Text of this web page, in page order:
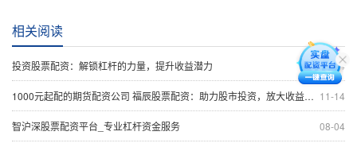
相关阅读
09-24
投资股票配资：解锁杠杆的力量，提升收益潜力
11-14
1000元起配的期货配资公司 福辰股票配资：助力股市投资，放大收益空间
08-04
智沪深股票配资平台_专业杠杆资金服务